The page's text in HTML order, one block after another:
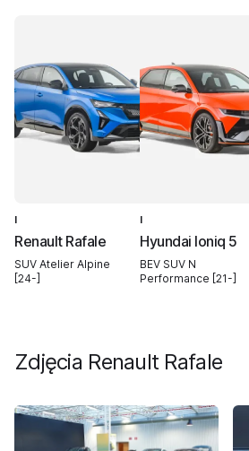
I
Renault Rafale
SUV Atelier Alpine
[24-]
I
Hyundai Ioniq 5
BEV SUV N
Performance [21-]
Zdjęcia Renault Rafale